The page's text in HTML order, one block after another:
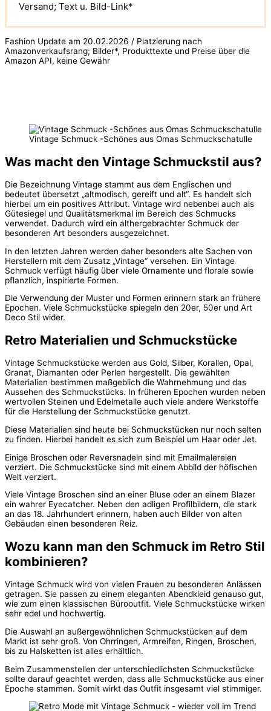
Versand; Text u. Bild-Link*
Fashion Update am 20.02.2026 / Platzierung nach
Amazonverkaufsrang; Bilder*, Produkttexte und Preise über die
Amazon API, keine Gewähr
Vintage Schmuck -Schönes aus Omas Schmuckschatulle
Was macht den Vintage Schmuckstil aus?
Die Bezeichnung Vintage stammt aus dem Englischen und
bedeutet übersetzt „altmodisch, gereift und alt“. Es handelt sich
hierbei um ein positives Attribut. Vintage wird nebenbei auch als
Gütesiegel und Qualitätsmerkmal im Bereich des Schmucks
verwendet. Dadurch wird ein althergebrachter Schmuck der
besonderen Art besonders ausgezeichnet.
In den letzten Jahren werden daher besonders alte Sachen von
Herstellern mit dem Zusatz „Vintage“ versehen. Ein Vintage
Schmuck verfügt häufig über viele Ornamente und florale sowie
pflanzlich, inspirierte Formen.
Die Verwendung der Muster und Formen erinnern stark an frühere
Epochen. Viele Schmuckstücke spiegeln den 20er, 50er und Art
Deco Stil wider.
Retro Materialien und Schmuckstücke
Vintage Schmuckstücke werden aus Gold, Silber, Korallen, Opal,
Granat, Diamanten oder Perlen hergestellt. Die gewählten
Materialien bestimmen maßgeblich die Wahrnehmung und das
Aussehen des Schmuckstücks. In früheren Epochen wurden neben
wertvollen Steinen und Edelmetalle auch viele andere Werkstoffe
für die Herstellung der Schmuckstücke genutzt.
Diese Materialien sind heute bei Schmuckstücken nur noch selten
zu finden. Hierbei handelt es sich zum Beispiel um Haar oder Jet.
Einige Broschen oder Reversnadeln sind mit Emailmalereien
verziert. Die Schmuckstücke sind mit einem Abbild der höfischen
Welt verziert.
Viele Vintage Broschen sind an einer Bluse oder an einem Blazer
ein wahrer Eyecatcher. Neben den adligen Profilbildern, die stark
an das 18. Jahrhundert erinnern, haben auch Bilder von alten
Gebäuden einen besonderen Reiz.
Wozu kann man den Schmuck im Retro Stil
kombinieren?
Vintage Schmuck wird von vielen Frauen zu besonderen Anlässen
getragen. Sie passen zu einem eleganten Abendkleid genauso gut,
wie zum einen klassischen Bürooutfit. Viele Schmuckstücke wirken
sehr edel und hochwertig.
Die Auswahl an außergewöhnlichen Schmuckstücken auf dem
Markt ist sehr groß. Von Ohrringen, Armreifen, Ringen, Broschen,
bis zu Halsketten ist alles erhältlich.
Beim Zusammenstellen der unterschiedlichsten Schmuckstücke
sollte darauf geachtet werden, dass alle Schmuckstücke aus einer
Epoche stammen. Somit wirkt das Outfit insgesamt viel stimmiger.